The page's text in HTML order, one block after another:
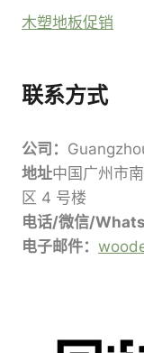
木塑地板促销
联系方式
公司：
地址中国广州市
区 4 号楼
电话/微信/
电子邮件：